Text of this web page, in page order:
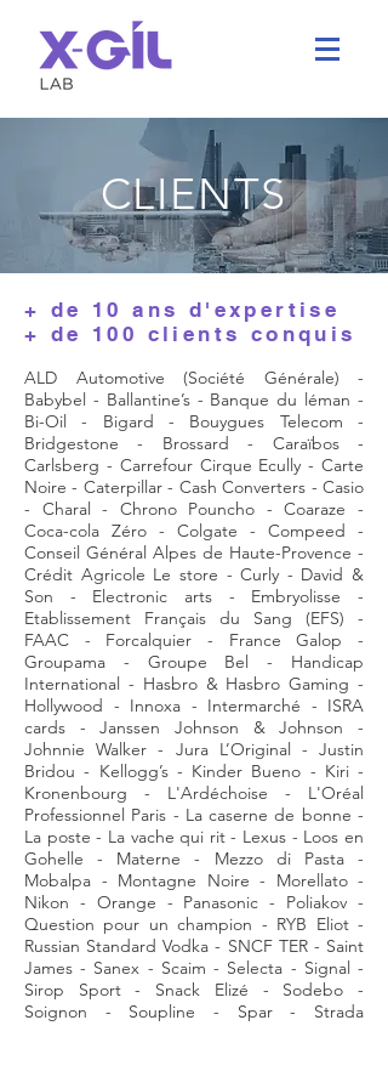
CLIENTS
+ de 10 ans d'expertise
+ de 100 clients conquis
ALD Automotive (Société Générale) -
Babybel - Ballantine’s - Banque du léman -
Bi-Oil - Bigard - Bouygues Telecom -
Bridgestone - Brossard - Caraïbos -
Carlsberg - Carrefour Cirque Ecully - Carte
Noire - Caterpillar - Cash Converters - Casio
- Charal - Chrono Pouncho - Coaraze -
Coca-cola Zéro - Colgate - Compeed -
Conseil Général Alpes de Haute-Provence -
Crédit Agricole Le store - Curly - David &
Son - Electronic arts - Embryolisse -
Etablissement Français du Sang (EFS) -
FAAC - Forcalquier - France Galop -
Groupama - Groupe Bel - Handicap
International - Hasbro & Hasbro Gaming -
Hollywood - Innoxa - Intermarché - ​​ISRA
cards - Janssen Johnson & Johnson -
Johnnie Walker - Jura L’Original - Justin
Bridou - Kellogg’s - Kinder Bueno - Kiri -
Kronenbourg - L'Ardéchoise - L'Oréal
Professionnel Paris - La caserne de bonne -
La poste - La vache qui rit - Lexus - Loos en
Gohelle - Materne - Mezzo di Pasta -
Mobalpa ​- Montagne Noire - Morellato -
Nikon - Orange - Panasonic - Poliakov -
Question pour un champion - RYB Eliot -
Russian Standard Vodka - SNCF TER - Saint
James - Sanex - Scaim - Selecta - Signal -
Sirop Sport - Snack Elizé - Sodebo -
Soignon - Soupline - Spar - Strada